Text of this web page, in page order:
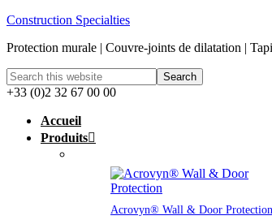
Construction Specialties
Protection murale | Couvre-joints de dilatation |
+33 (0)2 32 67 00 00
Accueil
Produits
Acrovyn® Wall & Door Protection